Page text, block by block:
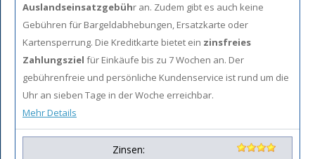
Auslandseinsatzgebühr an. Zudem gibt es auch keine
Gebühren für Bargeldabhebungen, Ersatzkarte oder
Kartensperrung. Die Kreditkarte bietet ein zinsfreies
Zahlungsziel für Einkäufe bis zu 7 Wochen an. Der
gebührenfreie und persönliche Kundenservice ist rund um die
Uhr an sieben Tage in der Woche erreichbar.
Mehr Details
Zinsen: